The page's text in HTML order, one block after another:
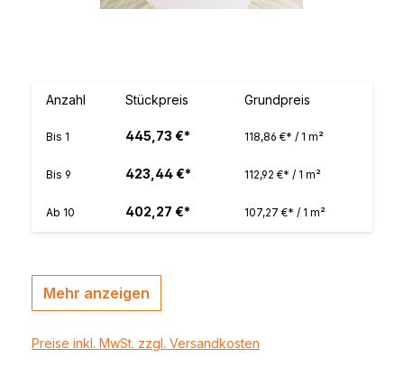
Anzahl Stückpreis Grundpreis
Bis 1 445,73 €* 118,86 €* / 1 m²
Bis 9 423,44 €* 112,92 €* / 1 m²
Ab 10 402,27 €* 107,27 €* / 1 m²
Mehr anzeigen
Preise inkl. MwSt. zzgl. Versandkosten